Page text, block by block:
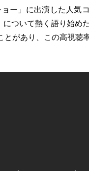
ー」に出演した人気
について熱く語り始め
とがあり、この高視聴